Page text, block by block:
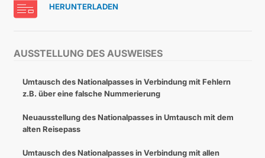
AUSSTELLUNG DES AUSWEISES
Umtausch des Nationalpasses in Verbindung mit Fehlern
z.B. über eine falsche Nummerierung
Neuausstellung des Nationalpasses in Umtausch mit dem
alten Reisepass
Umtausch des Nationalpasses in Verbindung mit allen
HERUNTERLADEN